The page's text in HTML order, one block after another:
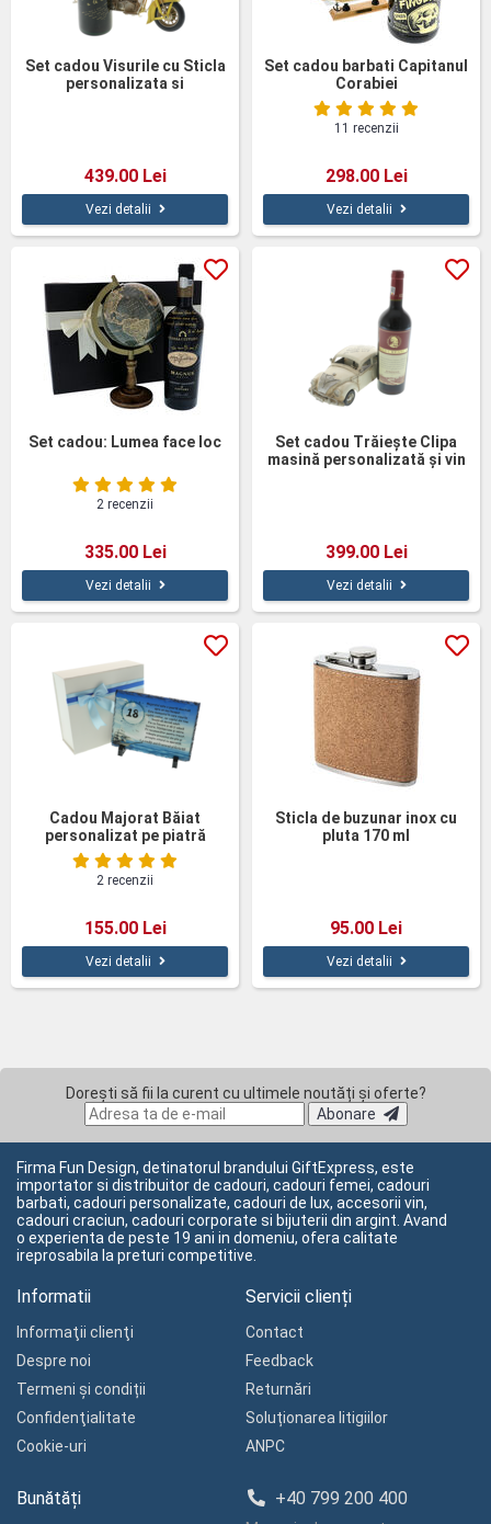
Set cadou Visurile cu Sticla
personalizata si
439.00 Lei
Vezi detalii
Set cadou barbati Capitanul
Corabiei
11 recenzii
298.00 Lei
Vezi detalii
Set cadou: Lumea face loc
2 recenzii
335.00 Lei
Vezi detalii
Set cadou Trăiește Clipa
masină personalizată și vin
399.00 Lei
Vezi detalii
Cadou Majorat Băiat
personalizat pe piatră
ardezie
2 recenzii
155.00 Lei
Vezi detalii
Sticla de buzunar inox cu
pluta 170 ml
95.00 Lei
Vezi detalii
Dorești să fii la curent cu ultimele noutăți și oferte?
Abonare
Firma Fun Design, detinatorul brandului GiftExpress, este
importator si distribuitor de cadouri, cadouri femei, cadouri
barbati, cadouri personalizate, cadouri de lux, accesorii vin,
cadouri craciun, cadouri corporate si bijuterii din argint. Avand
o experienta de peste 19 ani in domeniu, ofera calitate
ireprosabila la preturi competitive.
Informatii
Informaţii clienţi
Despre noi
Termeni și condiții
Confidenţialitate
Cookie-uri
Servicii clienți
Contact
Feedback
Returnări
Soluționarea litigiilor
ANPC
Bunătăți +40 799 200 400